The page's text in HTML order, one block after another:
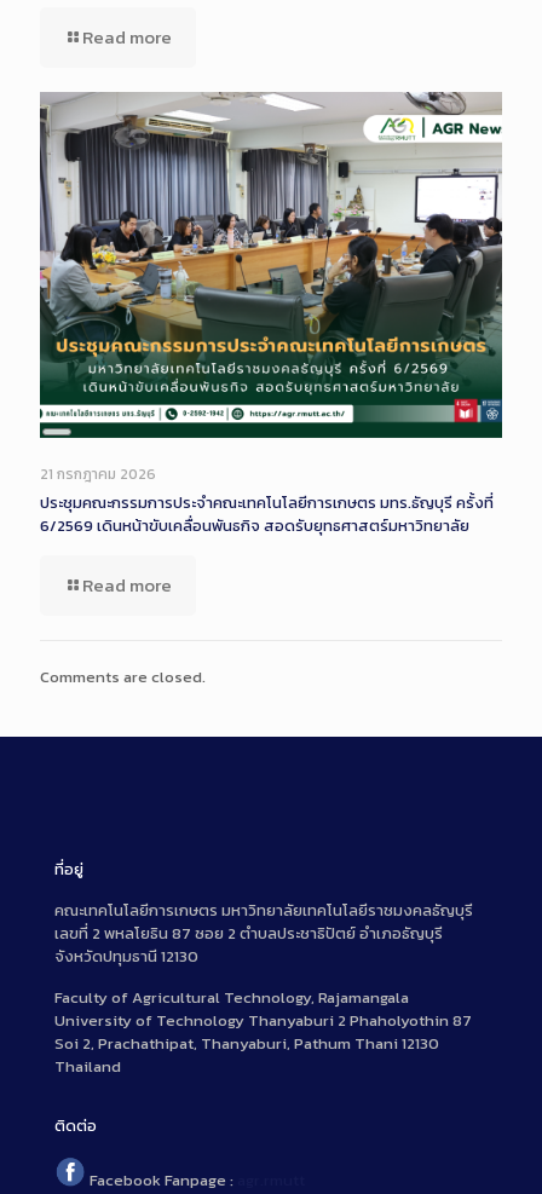
Read more
Long
Description
21 กรกฎาคม 2026
ประชุมคณะกรรมการประจำคณะเทคโนโลยีการเกษตร มทร.ธัญบุรี ครั้งที่
6/2569 เดินหน้าขับเคลื่อนพันธกิจ สอดรับยุทธศาสตร์มหาวิทยาลัย
Read more
Comments are closed.
ที่อยู่
คณะเทคโนโลยีการเกษตร มหาวิทยาลัยเทคโนโลยีราชมงคลธัญบุรี
เลขที่ 2 พหลโยธิน 87 ซอย 2 ตำบลประชาธิปัตย์ อำเภอธัญบุรี
จังหวัดปทุมธานี 12130
Faculty of Agricultural Technology, Rajamangala
University of Technology Thanyaburi 2 Phaholyothin 87
Soi 2, Prachathipat, Thanyaburi, Pathum Thani 12130
Thailand
ติดต่อ
Facebook Fanpage :